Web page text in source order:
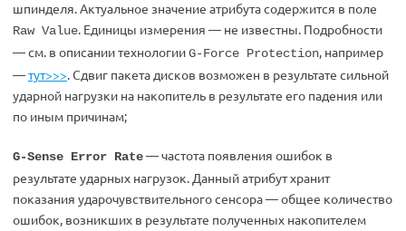
шпинделя. Актуальное значение атрибута содержится в поле
Raw Value. Единицы измерения — не известны. Подробности
— см. в описании технологииG-Force Protection, например
—тут>>>. Сдвиг пакета дисков возможен в результате сильной
ударной нагрузки на накопитель в результате его падения или
по иным причинам;
G-Sense Error Rate— частота появления ошибок в
результате ударных нагрузок. Данный атрибут хранит
показания ударочувствительного сенсора — общее количество
ошибок, возникших в результате полученных накопителем